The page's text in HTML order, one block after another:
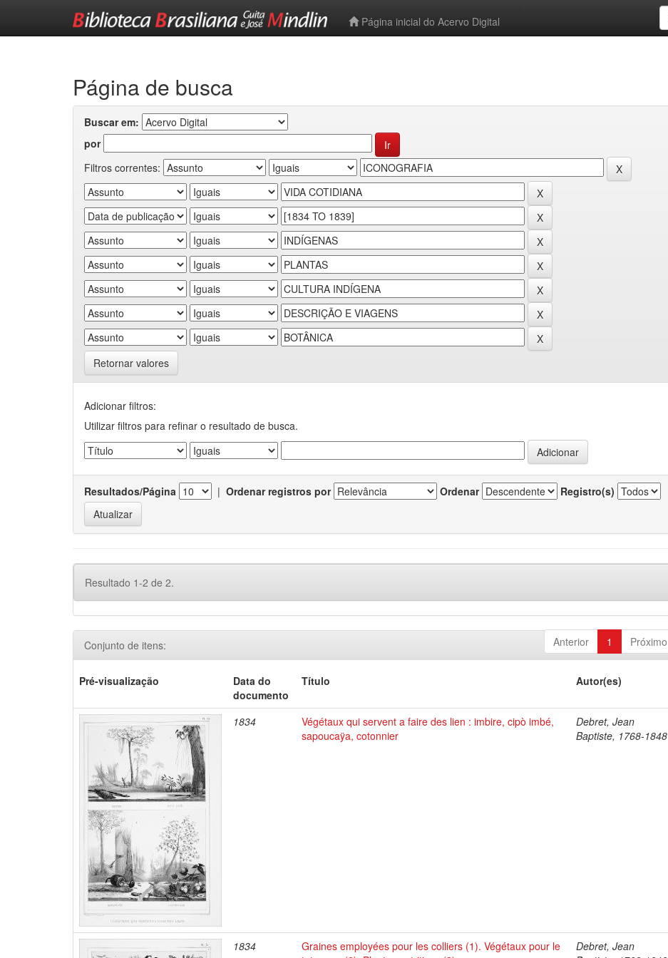
Página inicial do Acervo Digital
Página de busca
Buscar em:
por
Filtros correntes:
Retornar valores
Adicionar filtros:
Utilizar filtros para refinar o resultado de busca.
Resultados/Página | Ordenar registros por Ordenar Registro(s)
Resultado 1-2 de 2.
Anterior 1 Próximo
Conjunto de itens:
Pré-visualização
Data do
documento
Título Autor(es)
1834
Végétaux qui servent a faire des lien : imbire, cipò imbé,
sapoucaÿa, cotonnier
Debret, Jean
Baptiste, 1768-1848
1834
Graines employées pour les colliers (1). Végétaux pour le
Debret, Jean